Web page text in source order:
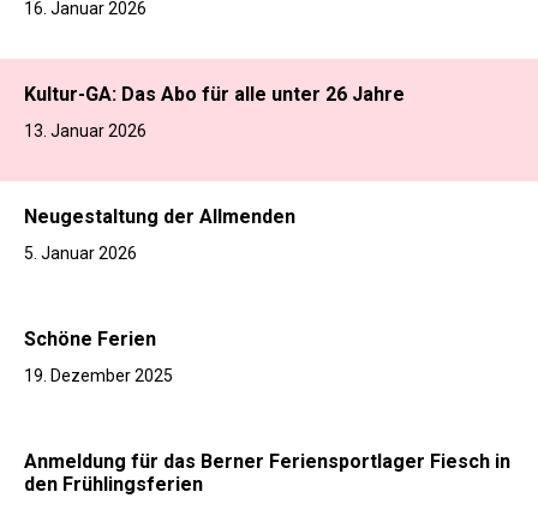
16. Januar 2026
Kultur-GA: Das Abo für alle unter 26 Jahre
13. Januar 2026
Neugestaltung der Allmenden
5. Januar 2026
Schöne Ferien
19. Dezember 2025
Anmeldung für das Berner Feriensportlager Fiesch in
den Frühlingsferien